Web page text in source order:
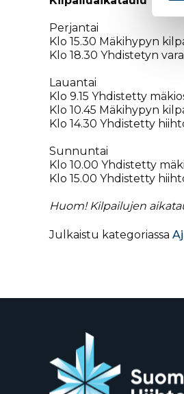
Perjantai
Klo 15.30 Mäkihypyn
Klo 18.30 Yhdistetyn
Lauantai
Klo 9.15 Yhdistetty
Klo 10.45 Mäkihypyn
Klo 14.30 Yhdistetty
Sunnuntai
Klo 10.00 Yhdistetty
Klo 15.00 Yhdistetty
Huom! Kilpailujen
Julkaistu kategoriassa